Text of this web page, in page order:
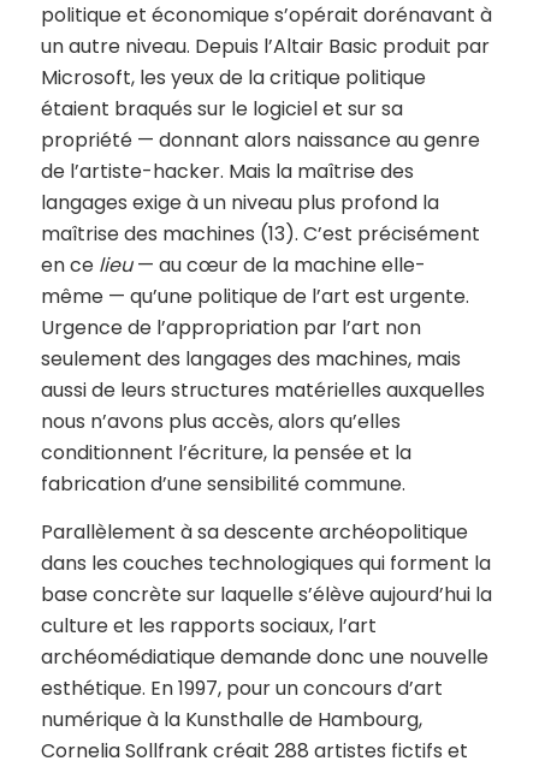
politique et économique s’opérait dorénavant à
un autre niveau. Depuis l’Altair Basic produit par
Microsoft, les yeux de la critique politique
étaient braqués sur le logiciel et sur sa
propriété — donnant alors naissance au genre
de l’artiste-hacker. Mais la maîtrise des
langages exige à un niveau plus profond la
maîtrise des machines (13). C’est précisément
en ce lieu— au cœur de la machine elle-
même — qu’une politique de l’art est urgente.
Urgence de l’appropriation par l’art non
seulement des langages des machines, mais
aussi de leurs structures matérielles auxquelles
nous n’avons plus accès, alors qu’elles
conditionnent l’écriture, la pensée et la
fabrication d’une sensibilité commune.
Parallèlement à sa descente archéopolitique
dans les couches technologiques qui forment la
base concrète sur laquelle s’élève aujourd’hui la
culture et les rapports sociaux, l’art
archéomédiatique demande donc une nouvelle
esthétique. En 1997, pour un concours d’art
numérique à la Kunsthalle de Hambourg,
Cornelia Sollfrank créait 288 artistes fictifs et